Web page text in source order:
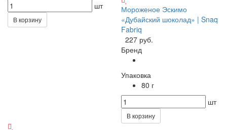
шт
В корзину
Мороженое Эскимо
«Дубайский шоколад» | Snaq
Fabriq
227 руб.
Бренд
Упаковка
80 г
шт
В корзину